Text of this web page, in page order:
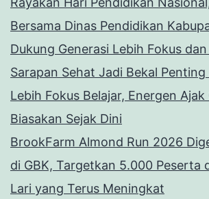
Bersama Dinas Pendidikan
Dukung Generasi Lebih Fokus
Sarapan Sehat Jadi Bekal
Lebih Fokus Belajar, Energen Ajak
Biasakan Sejak Dini
BrookFarm Almond Run 2026
di GBK, Targetkan 5.000 Peserta
Lari yang Terus Meningkat